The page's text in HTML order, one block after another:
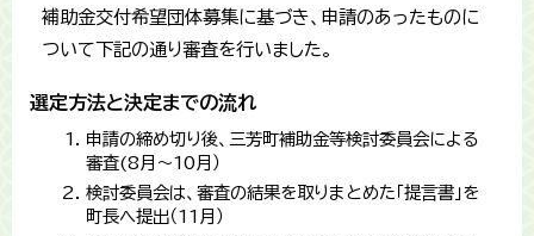
補助金交付希望団体募集に基づき、申請のあったものに
ついて下記の通り審査を行いました。
選定方法と決定までの流れ
申請の締め切り後、三芳町補助金等検討委員会による
審査(8月～10月）
検討委員会は、審査の結果を取りまとめた「提言書」を
町長へ提出（11月）